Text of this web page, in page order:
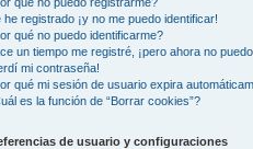
he registrado ¡y no me puedo identificar!
qué no puedo identificarme?
un tiempo me registré, ¡pero ahora no
mi contraseña!
qué mi sesión de usuario expira
es la función de “Borrar cookies”?
de usuario y configuraciones